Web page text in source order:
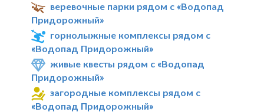
веревочные парки рядом с «Водопад
Придорожный»
горнолыжные комплексы рядом с
«Водопад Придорожный»
живые квесты рядом с «Водопад
Придорожный»
загородные комплексы рядом с
«Водопад Придорожный»